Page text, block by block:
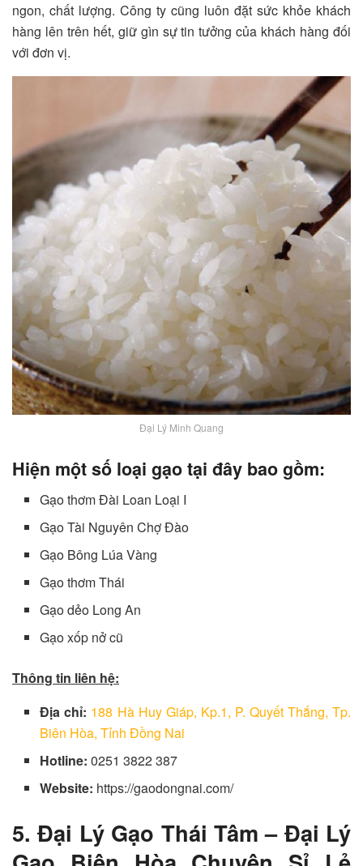
ngon, chất lượng. Công ty cũng luôn đặt sức khỏe khách
hàng lên trên hết, giữ gìn sự tin tưởng của khách hàng đối
với đơn vị.
Đại Lý Minh Quang
Hiện một số loại gạo tại đây bao gồm:
Gạo thơm Đài Loan Loại I
Gạo Tài Nguyên Chợ Đào
Gạo Bông Lúa Vàng
Gạo thơm Thái
Gạo dẻo Long An
Gạo xốp nở cũ
Thông tin liên hệ:
Địa chỉ: 188 Hà Huy Giáp, Kp.1, P. Quyết Thắng, Tp.
Biên Hòa, Tỉnh Đồng Nai
Hotline:0251 3822 387
Website: https://gaodongnai.com/
5. Đại Lý Gạo Thái Tâm – Đại Lý